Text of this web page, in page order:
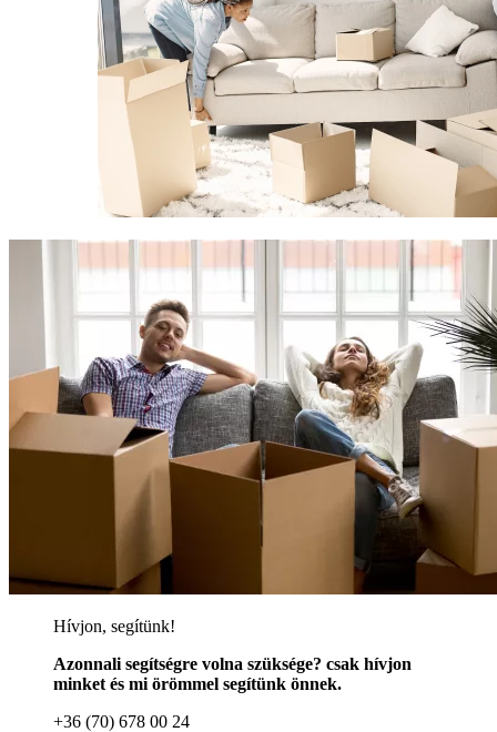
Hívjon, segítünk!
Azonnali segítségre volna szüksége? csak hívjon
minket és mi örömmel segítünk önnek.
+36 (70) 678 00 24